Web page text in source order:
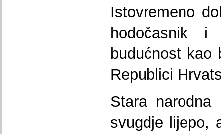
Istovremeno
hodočasnik
budućnost kao
Republici
Stara
svugdje lijepo,